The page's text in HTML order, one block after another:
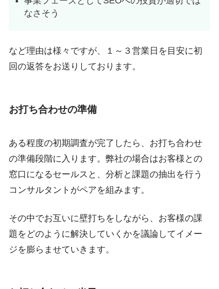
なさそう
など理由は様々ですが、１～３営業日を目安に初
回の返答をお送りしております。
お打ち合わせの準備
ある程度の初期調査が完了したら、お打ち合わせ
の準備段階に入ります。弊社の場合はお客様との
窓口になるセールスと、分析と課題の抽出を行う
コンサルタントがペアを組みます。
その中でお互いに壁打ちをしながら、お客様の課
題をどのように解決していくかを議論してイメー
ジを膨らませていきます。